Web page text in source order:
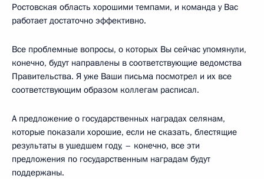
Ростовская область хорошими темпами, и команда у Вас
работает достаточно эффективно.
Все проблемные вопросы, о которых Вы сейчас упомянули,
конечно, будут направлены в соответствующие ведомства
Правительства. Я уже Ваши письма посмотрел и их все
соответствующим образом коллегам расписал.
А предложение о государственных наградах селянам,
которые показали хорошие, если не сказать, блестящие
результаты в ушедшем году, – конечно, все эти
предложения по государственным наградам будут
поддержаны.